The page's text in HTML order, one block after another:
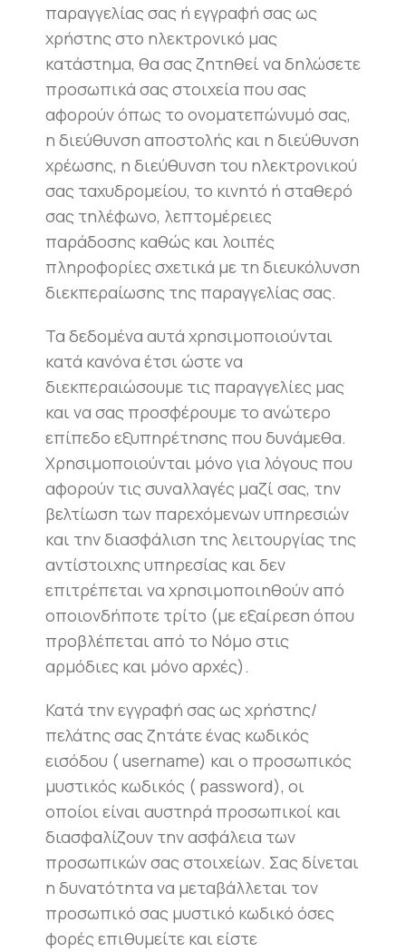
παραγγελίας σας ή εγγραφή σας ως
χρήστης στο ηλεκτρονικό μας
κατάστημα, θα σας ζητηθεί να δηλώσετε
προσωπικά σας στοιχεία που σας
αφορούν όπως το ονοματεπώνυμό σας,
η διεύθυνση αποστολής και η διεύθυνση
χρέωσης, η διεύθυνση του ηλεκτρονικού
σας ταχυδρομείου, το κινητό ή σταθερό
σας τηλέφωνο, λεπτομέρειες
παράδοσης καθώς και λοιπές
πληροφορίες σχετικά με τη διευκόλυνση
διεκπεραίωσης της παραγγελίας σας.
Τα δεδομένα αυτά χρησιμοποιούνται
κατά κανόνα έτσι ώστε να
διεκπεραιώσουμε τις παραγγελίες μας
και να σας προσφέρουμε το ανώτερο
επίπεδο εξυπηρέτησης που δυνάμεθα.
Χρησιμοποιούνται μόνο για λόγους που
αφορούν τις συναλλαγές μαζί σας, την
βελτίωση των παρεχόμενων υπηρεσιών
και την διασφάλιση της λειτουργίας της
αντίστοιχης υπηρεσίας και δεν
επιτρέπεται να χρησιμοποιηθούν από
οποιονδήποτε τρίτο (με εξαίρεση όπου
προβλέπεται από το Νόμο στις
αρμόδιες και μόνο αρχές).
Κατά την εγγραφή σας ως χρήστης/
πελάτης σας ζητάτε ένας κωδικός
εισόδου ( username) και ο προσωπικός
μυστικός κωδικός ( password), οι
οποίοι είναι αυστηρά προσωπικοί και
διασφαλίζουν την ασφάλεια των
προσωπικών σας στοιχείων. Σας δίνεται
η δυνατότητα να μεταβάλλεται τον
προσωπικό σας μυστικό κωδικό όσες
φορές επιθυμείτε και είστε